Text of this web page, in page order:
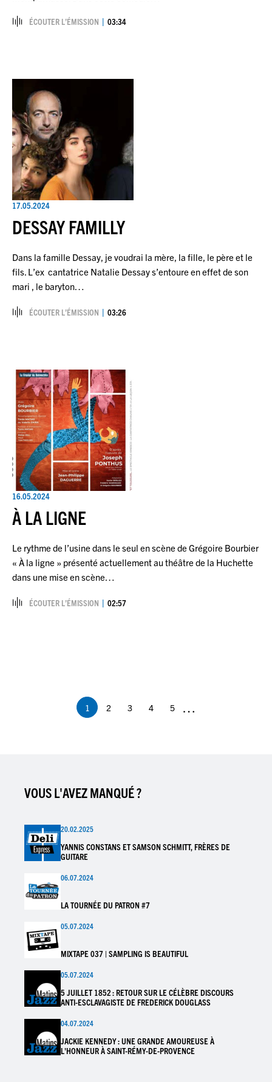
ÉCOUTER L’ÉMISSION 03:34
17.05.2024
DESSAY FAMILLY
Dans la famille Dessay, je voudrai la mère, la fille, le père et le
fils. L’ex cantatrice Natalie Dessay s’entoure en effet de son
mari , le baryton…
ÉCOUTER L’ÉMISSION 03:26
16.05.2024
À LA LIGNE
Le rythme de l’usine dans le seul en scène de Grégoire Bourbier
« À la ligne » présenté actuellement au théâtre de la Huchette
dans une mise en scène…
ÉCOUTER L’ÉMISSION 02:57
Page
courante
1 Page
2 Page
3 Page
4 Page
5 …
VOUS L'AVEZ MANQUÉ ?
20.02.2025
YANNIS CONSTANS ET SAMSON SCHMITT, FRÈRES DE
GUITARE
06.07.2024
LA TOURNÉE DU PATRON #7
05.07.2024
MIXTAPE 037 | SAMPLING IS BEAUTIFUL
05.07.2024
5 JUILLET 1852 : RETOUR SUR LE CÉLÈBRE DISCOURS
ANTI-ESCLAVAGISTE DE FREDERICK DOUGLASS
04.07.2024
JACKIE KENNEDY : UNE GRANDE AMOUREUSE À
L'HONNEUR À SAINT-RÉMY-DE-PROVENCE